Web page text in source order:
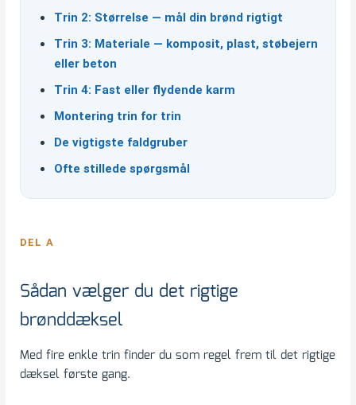
Trin 2: Størrelse — mål din brønd rigtigt
Trin 3: Materiale — komposit, plast, støbejern
eller beton
Trin 4: Fast eller flydende karm
Montering trin for trin
De vigtigste faldgruber
Ofte stillede spørgsmål
DEL A
Sådan vælger du det rigtige
brønddæksel
Med fire enkle trin finder du som regel frem til det rigtige
dæksel første gang.